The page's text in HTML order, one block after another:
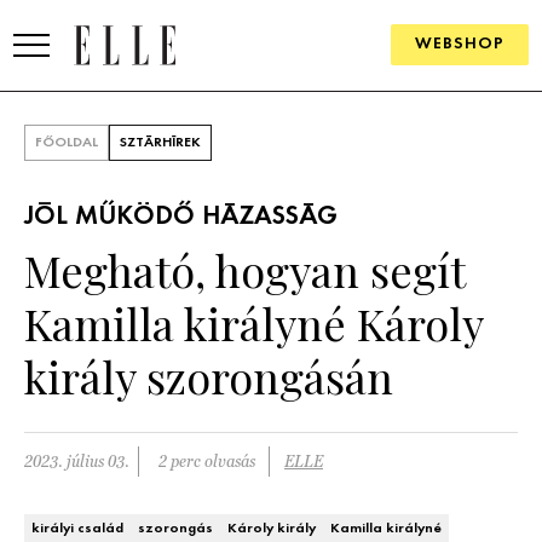
WEBSHOP
SZÉPSÉG
ÉLETMÓD
PÁRKAPCSOLAT
FŐOLDAL SZTÁRHÍREK
JÓL MŰKÖDŐ HÁZASSÁG
Megható, hogyan segít
Kamilla királyné Károly
király szorongásán
2023. július 03. 2 perc olvasás ELLE
királyi család szorongás Károly király Kamilla királyné